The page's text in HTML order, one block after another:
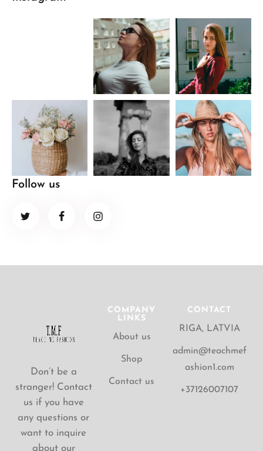
Follow us
Don’t be a
stranger! Contact
us if you have
any questions or
want to inquire
about our
COMPANY
LINKS
About us
Shop
Contact us
CONTACT
RIGA, LATVIA
admin@teachmef
ashion1.com
+37126007107